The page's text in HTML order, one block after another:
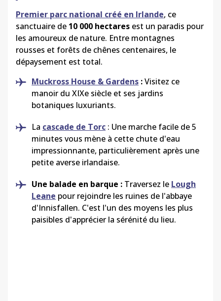
Premier parc national créé en Irlande, ce
sanctuaire de 10 000 hectares est un paradis pour
les amoureux de nature. Entre montagnes
rousses et forêts de chênes centenaires, le
dépaysement est total.
Muckross House & Gardens :Visitez ce
manoir du XIXe siècle et ses jardins
botaniques luxuriants.
La cascade de Torc : Une marche facile de 5
minutes vous mène à cette chute d'eau
impressionnante, particulièrement après une
petite averse irlandaise.
Une balade en barque : Traversez le Lough
Leane pour rejoindre les ruines de l'abbaye
d'Innisfallen. C'est l'un des moyens les plus
paisibles d'apprécier la sérénité du lieu.